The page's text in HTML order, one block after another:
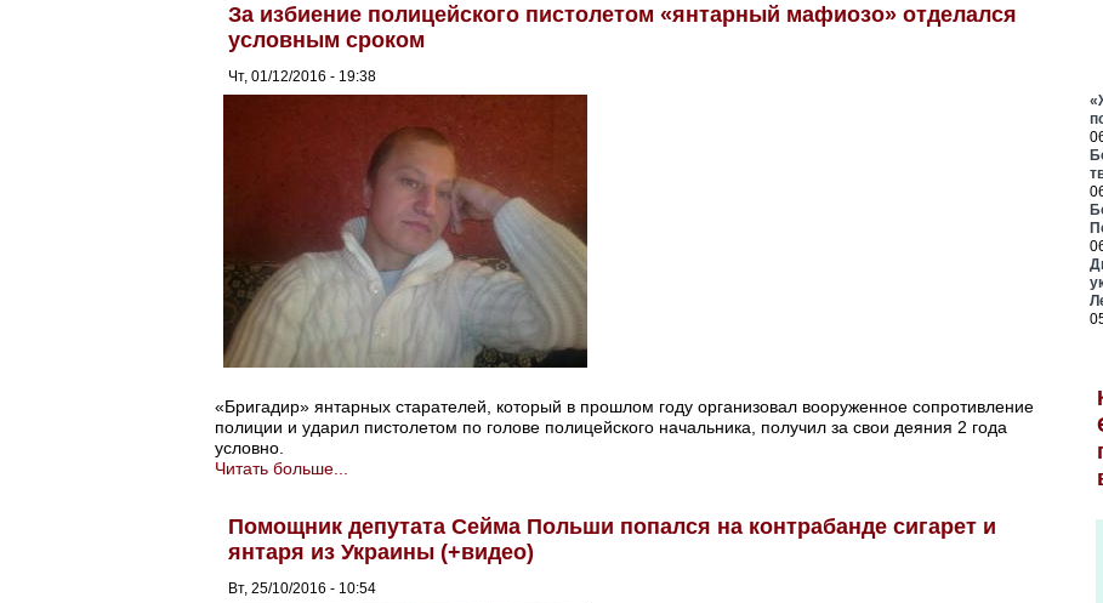
За избиение полицейского пистолетом «янтарный мафиозо» отделался
условным сроком
Чт, 01/12/2016 - 19:38
«Бригадир» янтарных старателей, который в прошлом году организовал вооруженное сопротивление
полиции и ударил пистолетом по голове полицейского начальника, получил за свои деяния 2 года
условно.
Читать больше...
Помощник депутата Сейма Польши попался на контрабанде сигарет и
янтаря из Украины (+видео)
Вт, 25/10/2016 - 10:54